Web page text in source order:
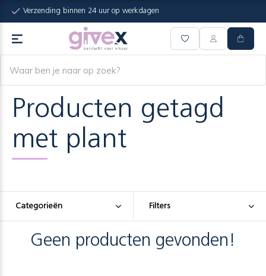
Verzending binnen 24 uur op werkdagen
Producten getagd
met plant
Categorieën Filters
Geen producten gevonden!